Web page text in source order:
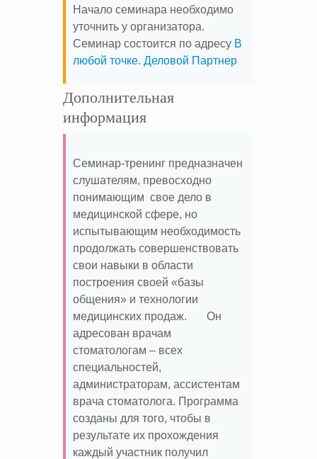
Начало семинара необходимо
уточнить у организатора.
Семинар состоится по адресу В
любой точке. Деловой Партнер
Дополнительная
информация
Семинар-тренинг предназначен
слушателям, превосходно
понимающим свое дело в
медицинской сфере, но
испытывающим необходимость
продолжать совершенствовать
свои навыки в области
построения своей «базы
общения» и технологии
медицинских продаж. Он
адресован врачам
стоматологам – всех
специальностей,
администраторам, ассистентам
врача стоматолога. Программа
созданы для того, чтобы в
результате их прохождения
каждый участник получил